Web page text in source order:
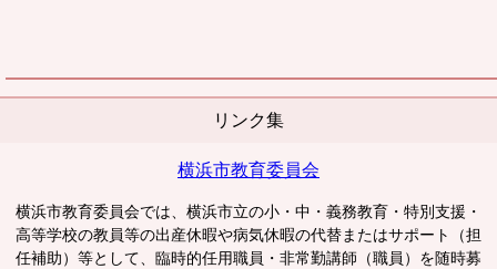
リンク集
横浜市教育委員会
横浜市教育委員会では、横浜市立の小・中・義務教育・特別支援・
高等学校の教員等の出産休暇や病気休暇の代替またはサポート（担
任補助）等として、臨時的任用職員・非常勤講師（職員）を随時募